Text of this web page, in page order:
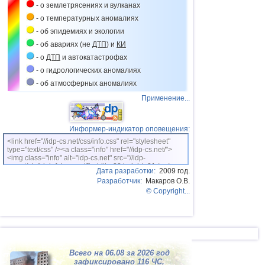
Мьянме
09.03Аварийная посадка самолета в Нью-
Джерси
11.03 Аварийная посадка самолета в
Красноярске
11.03Аварийная посадка самолета в
Таиланде
Аварийная посадка самолета в
Екатеринбурге
Аварийная посадка самолета в
20.03 Крушение самолета в Подмосковье
20.03Аварийная посадка самолета в
Сиднее
Наводнения на Гавайях
Крушение вертолета в Катаре
Йорке
31.03
Крушение самолета в Крыму
- о землетрясениях и вулканах
- о температурных аномалиях
- об эпидемиях и экологии
- об авариях (не ДТП) и КИ
- о ДТП и автокатастрофах
- о гидрологических аномалиях
- об атмосферных аномалиях
Применение...
Информер-индикатор оповещения:
<link href="//idp-cs.net/css/info.css" rel="stylesheet"
type="text/css" /><a class="info" href="//idp-cs.net/">
<img class="info" alt="idp-cs.net" src="//idp-
cs.net/pix/idpinfok_sm.gif" width=88 height=31 /></a>
Дата разработки: 2009 год.
Разработчик: Макаров О.В.
© Copyright...
Всего на 06.08 за 2026 год
зафиксировано 116ЧС,